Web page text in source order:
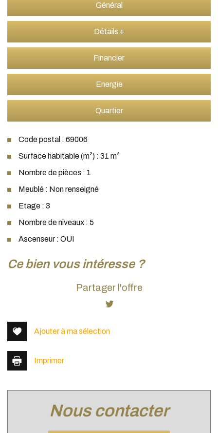
Général
Détails +
Financier
Energie
Quartier
Code postal : 69006
Surface habitable (m²) : 31 m²
Nombre de pièces : 1
Meublé : Non renseigné
Etage : 3
Nombre de niveaux : 5
Ascenseur : OUI
la ville de lyon (69006)
Leaflet |©JawgMaps|© OpenStreetMap
ce bien vous intéresse ?
Partager l'offre
Ajouter à ma sélection
Imprimer
nous contacter